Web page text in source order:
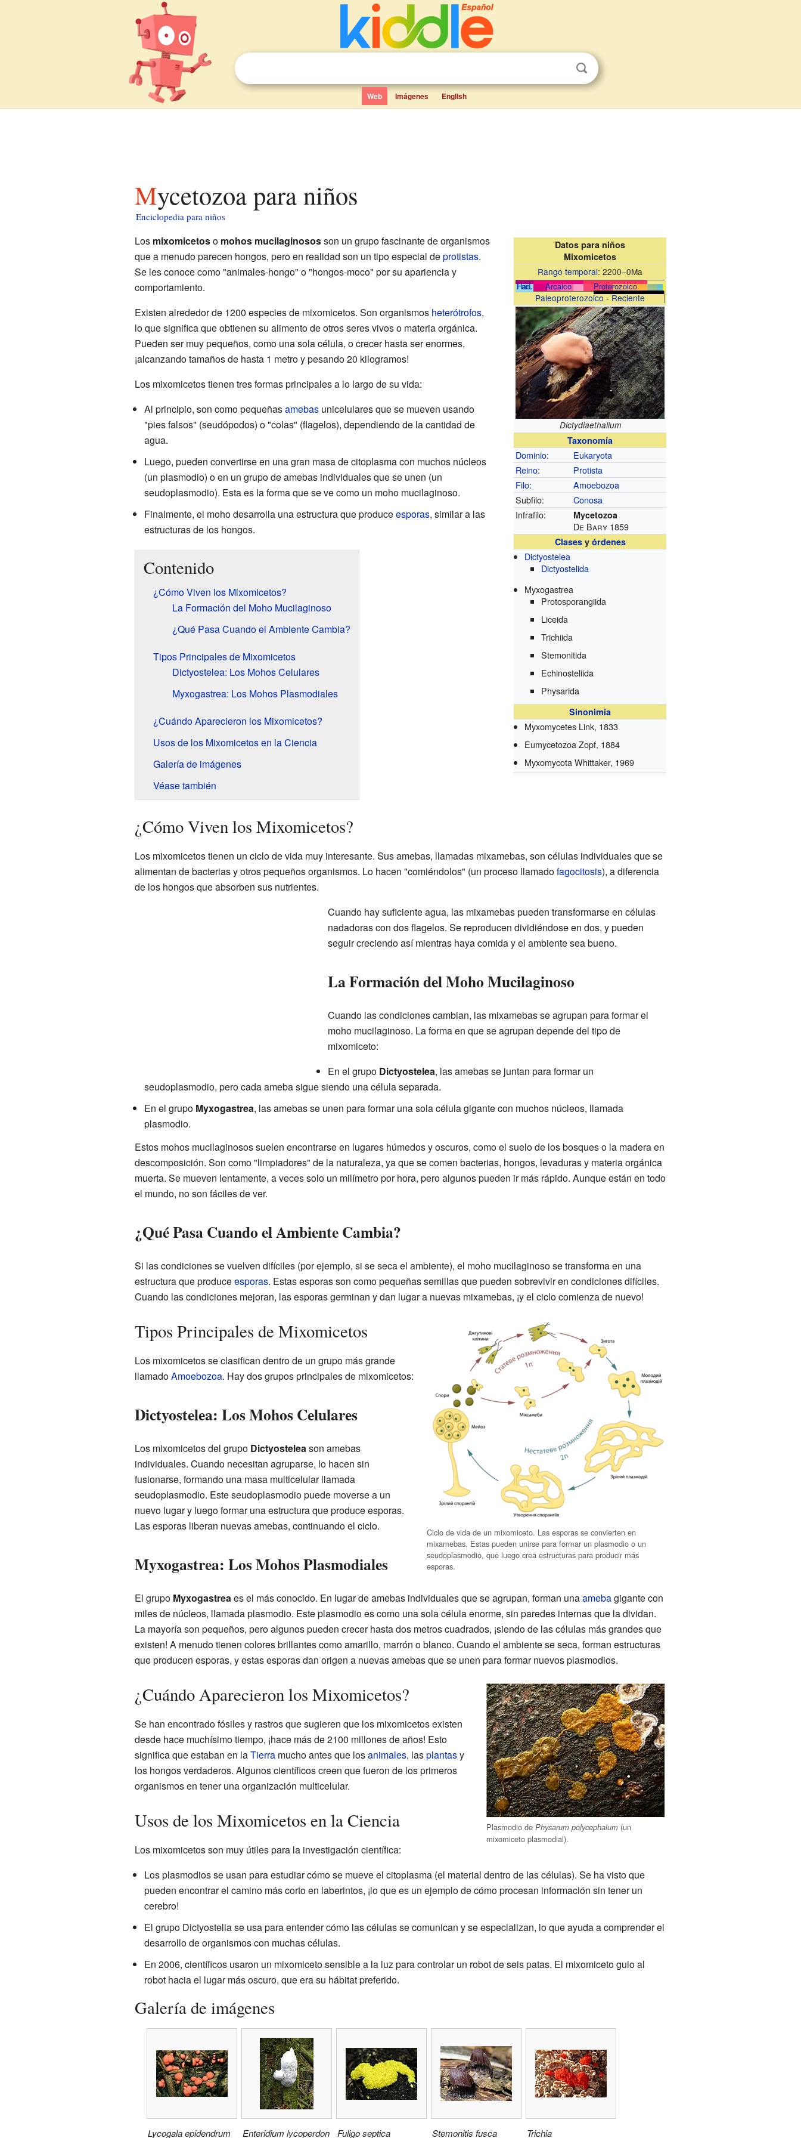
Web Imágenes English
Mycetozoa para niños
Enciclopedia para niños
Datos para niños
Mixomicetos
Rango temporal:2200–0Ma
Had. Arcaico Proterozoico
Fan.
Paleoproterozoico-Reciente
Dictydiaethalium
Taxonomía
Dominio:
Eukaryota
Reino:
Protista
Filo:
Amoebozoa
Subfilo:
Conosa
Infrafilo:
Mycetozoa
De Bary 1859
Clasesy órdenes
Dictyostelea
Dictyostelida
Myxogastrea
Protosporangiida
Liceida
Trichiida
Stemonitida
Echinosteliida
Physarida
Sinonimia
Myxomycetes Link, 1833
Eumycetozoa Zopf, 1884
Myxomycota Whittaker, 1969
Los mixomicetoso mohos mucilaginososson un grupo fascinante de organismos
que a menudo parecen hongos, pero en realidad son un tipo especial deprotistas.
Se les conoce como "animales-hongo" o "hongos-moco" por su apariencia y
comportamiento.
Existen alrededor de 1200 especies de mixomicetos. Son organismos heterótrofos,
lo que significa que obtienen su alimento de otros seres vivos o materia orgánica.
Pueden ser muy pequeños, como una sola célula, o crecer hasta ser enormes,
¡alcanzando tamaños de hasta 1 metro y pesando 20 kilogramos!
Los mixomicetos tienen tres formas principales a lo largo de su vida:
Al principio, son como pequeñasamebasunicelulares que se mueven usando
"pies falsos" (seudópodos) o "colas" (flagelos), dependiendo de la cantidad de
agua.
Luego, pueden convertirse en una gran masa de citoplasma con muchos núcleos
(un plasmodio) o en un grupo de amebas individuales que se unen (un
seudoplasmodio). Esta es la forma que se ve como un moho mucilaginoso.
Finalmente, el moho desarrolla una estructura que produceesporas, similar a las
estructuras de los hongos.
Contenido
¿Cómo Viven los Mixomicetos?
La Formación del Moho Mucilaginoso
¿Qué Pasa Cuando el Ambiente Cambia?
Tipos Principales de Mixomicetos
Dictyostelea: Los Mohos Celulares
Myxogastrea: Los Mohos Plasmodiales
¿Cuándo Aparecieron los Mixomicetos?
Usos de los Mixomicetos en la Ciencia
Galería de imágenes
Véase también
¿Cómo Viven los Mixomicetos?
Los mixomicetos tienen un ciclo de vida muy interesante. Sus amebas, llamadas mixamebas, son células individuales que se
alimentan de bacterias y otros pequeños organismos. Lo hacen "comiéndolos" (un proceso llamadofagocitosis), a diferencia
de los hongos que absorben sus nutrientes.
Cuando hay suficiente agua, las mixamebas pueden transformarse en células
nadadoras con dos flagelos. Se reproducen dividiéndose en dos, y pueden
seguir creciendo así mientras haya comida y el ambiente sea bueno.
La Formación del Moho Mucilaginoso
Cuando las condiciones cambian, las mixamebas se agrupan para formar el
moho mucilaginoso. La forma en que se agrupan depende del tipo de
mixomiceto:
En el grupo Dictyostelea, las amebas se juntan para formar un
seudoplasmodio, pero cada ameba sigue siendo una célula separada.
En el grupo Myxogastrea, las amebas se unen para formar una sola célula gigante con muchos núcleos, llamada
plasmodio.
Estos mohos mucilaginosos suelen encontrarse en lugares húmedos y oscuros, como el suelo de los bosques o la madera en
descomposición. Son como "limpiadores" de la naturaleza, ya que se comen bacterias, hongos, levaduras y materia orgánica
muerta. Se mueven lentamente, a veces solo un milímetro por hora, pero algunos pueden ir más rápido. Aunque están en todo
el mundo, no son fáciles de ver.
¿Qué Pasa Cuando el Ambiente Cambia?
Si las condiciones se vuelven difíciles (por ejemplo, si se seca el ambiente), el moho mucilaginoso se transforma en una
estructura que produceesporas. Estas esporas son como pequeñas semillas que pueden sobrevivir en condiciones difíciles.
Cuando las condiciones mejoran, las esporas germinan y dan lugar a nuevas mixamebas, ¡y el ciclo comienza de nuevo!
Ciclo de vida de un mixomiceto. Las esporas se convierten en
mixamebas. Estas pueden unirse para formar un plasmodio o un
seudoplasmodio, que luego crea estructuras para producir más
esporas.
Tipos Principales de Mixomicetos
Los mixomicetos se clasifican dentro de un grupo más grande
llamadoAmoebozoa. Hay dos grupos principales de mixomicetos:
Dictyostelea: Los Mohos Celulares
Los mixomicetos del grupo Dictyosteleason amebas
individuales. Cuando necesitan agruparse, lo hacen sin
fusionarse, formando una masa multicelular llamada
seudoplasmodio. Este seudoplasmodio puede moverse a un
nuevo lugar y luego formar una estructura que produce esporas.
Las esporas liberan nuevas amebas, continuando el ciclo.
Myxogastrea: Los Mohos Plasmodiales
El grupo Myxogastreaes el más conocido. En lugar de amebas individuales que se agrupan, forman unaamebagigante con
miles de núcleos, llamada plasmodio. Este plasmodio es como una sola célula enorme, sin paredes internas que la dividan.
La mayoría son pequeños, pero algunos pueden crecer hasta dos metros cuadrados, ¡siendo de las células más grandes que
existen! A menudo tienen colores brillantes como amarillo, marrón o blanco. Cuando el ambiente se seca, forman estructuras
que producen esporas, y estas esporas dan origen a nuevas amebas que se unen para formar nuevos plasmodios.
Plasmodio dePhysarum polycephalum (un
mixomiceto plasmodial).
¿Cuándo Aparecieron los Mixomicetos?
Se han encontrado fósiles y rastros que sugieren que los mixomicetos existen
desde hace muchísimo tiempo, ¡hace más de 2100 millones de años! Esto
significa que estaban en laTierramucho antes que losanimales, lasplantasy
los hongos verdaderos. Algunos científicos creen que fueron de los primeros
organismos en tener una organización multicelular.
Usos de los Mixomicetos en la Ciencia
Los mixomicetos son muy útiles para la investigación científica:
Los plasmodios se usan para estudiar cómo se mueve el citoplasma (el material dentro de las células). Se ha visto que
pueden encontrar el camino más corto en laberintos, ¡lo que es un ejemplo de cómo procesan información sin tener un
cerebro!
El grupo Dictyostelia se usa para entender cómo las células se comunican y se especializan, lo que ayuda a comprender el
desarrollo de organismos con muchas células.
En 2006, científicos usaron un mixomiceto sensible a la luz para controlar un robot de seis patas. El mixomiceto guio al
robot hacia el lugar más oscuro, que era su hábitat preferido.
Galería de imágenes
Lycogala epidendrum Enteridium lycoperdon Fuligo septica Stemonitis fusca Trichia